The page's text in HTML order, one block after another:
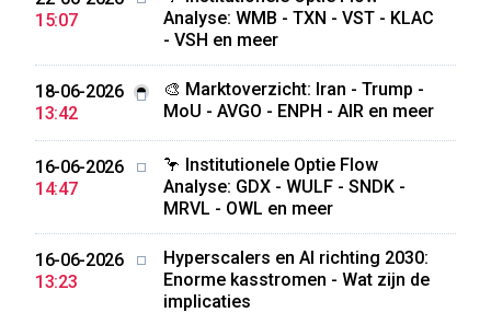
15:07
Analyse: WMB - TXN - VST - KLAC
- VSH en meer
18-06-2026
13:42
🎨 Marktoverzicht: Iran - Trump -
MoU - AVGO - ENPH - AIR en meer
16-06-2026
14:47
🦩 Institutionele Optie Flow
Analyse: GDX - WULF - SNDK -
MRVL - OWL en meer
16-06-2026
13:23
Hyperscalers en AI richting 2030:
Enorme kasstromen - Wat zijn de
implicaties